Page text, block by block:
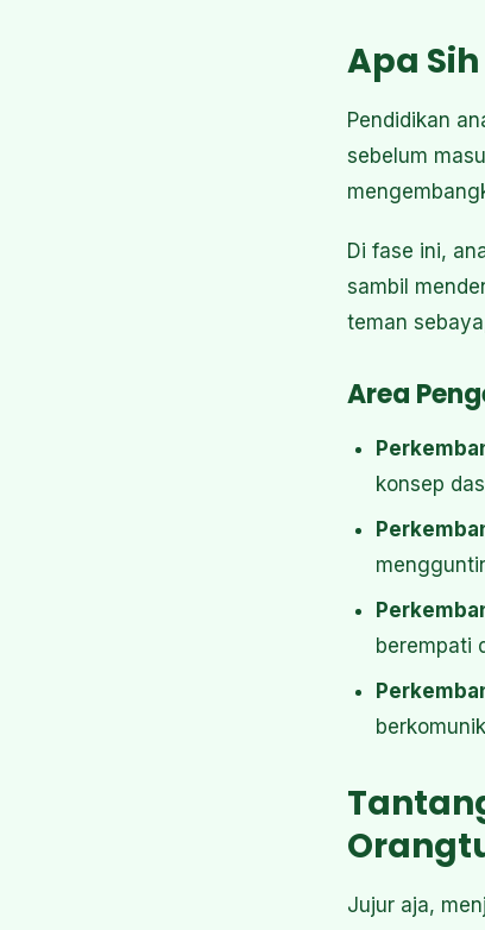
Apa
Pendidikan
sebelum
Di fase ini,
sambil
teman
Area
konsep
berempati
Jujur aja,